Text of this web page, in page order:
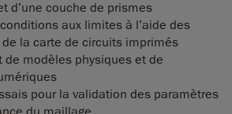
d’une couche de prismes
aux limites à l’aide des
la carte de circuits imprimés
de modèles physiques et de
pour la validation des paramètres